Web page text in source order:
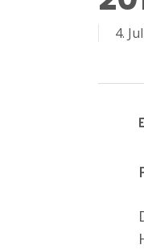
4.